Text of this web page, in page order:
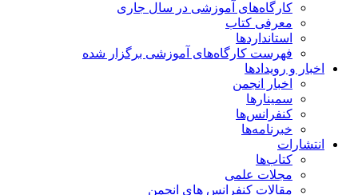
کارگاه‌های آموزشی در سال جاری
معرفی کتاب
استانداردها
فهرست کارگاه‌های آموزشی برگزار شده
اخبار و رویدادها
اخبار انجمن
سمینارها
کنفرانس‌ها
خبرنامه‌ها
انتشارات
کتاب‌ها
مجلات علمی
مقالات کنفرانس های انجمن